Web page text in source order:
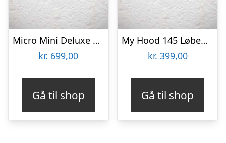
Micro Mini Deluxe – Pink – MMD003
kr. 699,00
Gå til shop
My Hood 145 Løbehjul – Sort/Turkis
kr. 399,00
Gå til shop